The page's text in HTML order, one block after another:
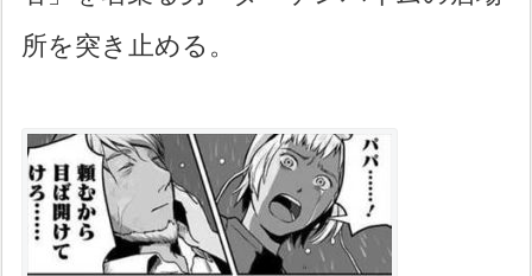
所を突き止める。